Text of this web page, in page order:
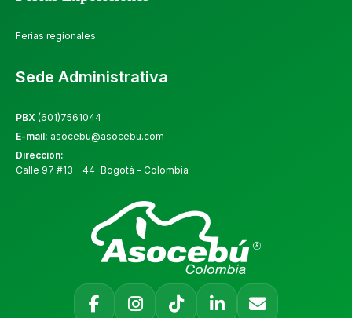
Ferias regionales
Sede Administrativa
PBX (601)7561044
E-mail: asocebu@asocebu.com
Dirección:
Calle 97 #13 - 44 Bogotá - Colombia